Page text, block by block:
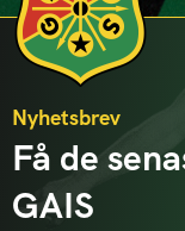
Nyhetsbrev
Få de
GAIS